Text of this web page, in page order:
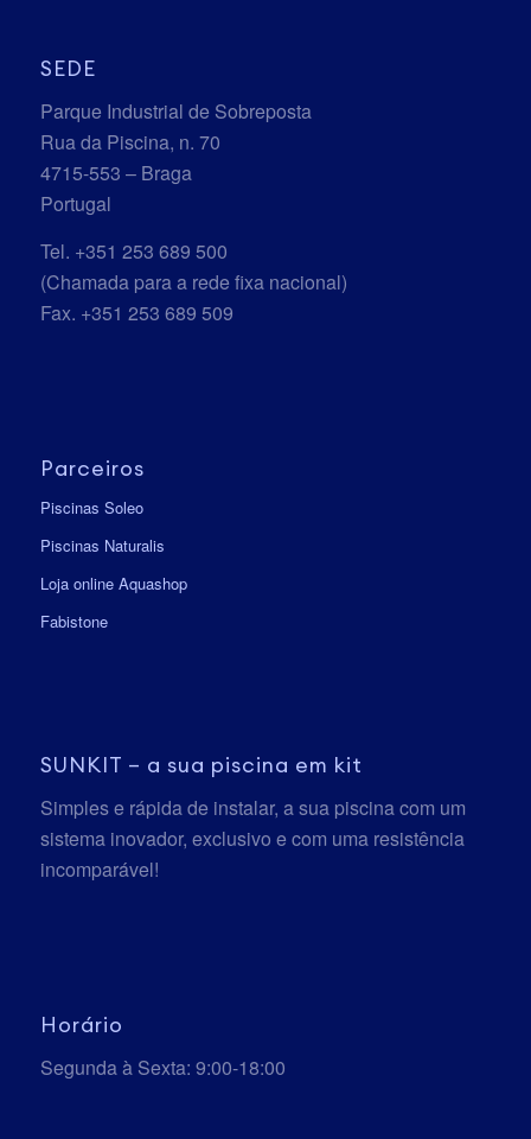
SEDE
Parque Industrial de Sobreposta
Rua da Piscina, n. 70
4715-553 – Braga
Portugal
Tel. +351 253 689 500
(Chamada para a rede fixa nacional)
Fax. +351 253 689 509
Parceiros
Piscinas Soleo
Piscinas Naturalis
Loja online Aquashop
Fabistone
SUNKIT – a sua piscina em kit
Simples e rápida de instalar, a sua piscina com um
sistema inovador, exclusivo e com uma resistência
incomparável!
Horário
Segunda à Sexta: 9:00-18:00